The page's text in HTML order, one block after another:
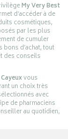
My Very Best
d’accéder à de
cosmétiques,
par les plus
de cumuler
d’achat, tout
des conseils
vous
un choix très
avec
de pharmaciens
au quotidien,